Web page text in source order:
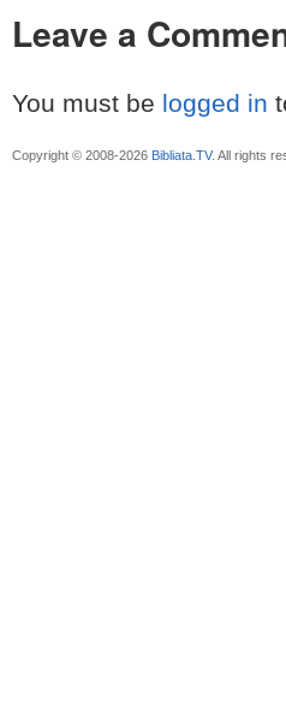
Leave a
You must be logged in
Copyright © 2008-2026 Bibliata.TV. All rights